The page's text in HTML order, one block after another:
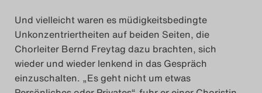
Das Theatertreffen-Blog
2018
Das Theatertreffen-Blog
2018 Alumni
Und vielleicht waren es müdigkeitsbedingte
Unkonzentriertheiten auf beiden Seiten, die
Chorleiter Bernd Freytag dazu brachten, sich
wieder und wieder lenkend in das Gespräch
einzuschalten. „Es geht nicht um etwas